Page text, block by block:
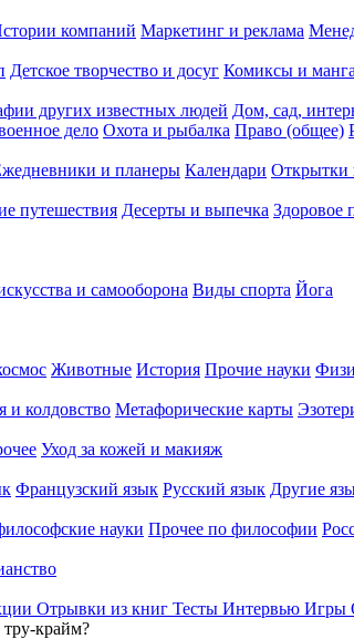
компаний Маркетинг и реклама
Детское творчество и досуг Комиксы и манга
других известных людей Дом, сад,
дело Охота и рыбалка Право (общее)
и планеры Календари Открытки
путешествия Десерты и выпечка Здоровое
и самооборона Виды спорта Йога
Животные История Прочие науки
и колдовство Метафорические карты
Уход за кожей и макияж
Французский язык Русский язык Другие
науки Прочее по философии
Отрывки из книг Тесты Интервью Игры
крайм?